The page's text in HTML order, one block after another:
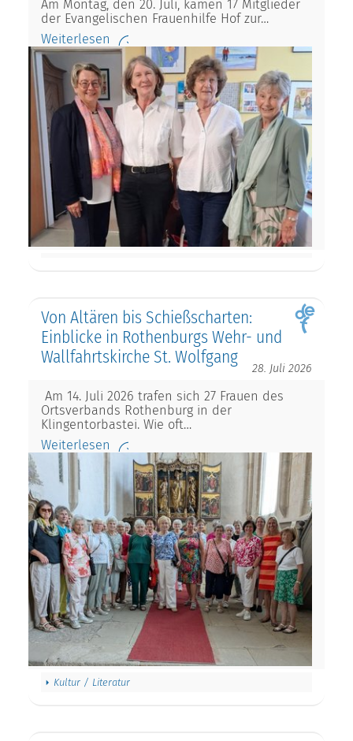
Am Montag, den 20. Juli, kamen 17 Mitglieder
der Evangelischen Frauenhilfe Hof zur…
Weiterlesen
Von Altären bis Schießscharten:
Einblicke in Rothenburgs Wehr- und
Wallfahrtskirche St. Wolfgang
28. Juli 2026
Am 14. Juli 2026 trafen sich 27 Frauen des
Ortsverbands Rothenburg in der
Klingentorbastei. Wie oft…
Weiterlesen
Kultur / Literatur